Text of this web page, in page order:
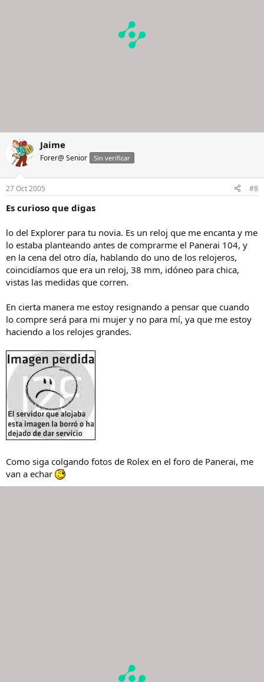
Jaime
Forer@ Senior Sin verificar
27 Oct 2005 #8
Es curioso que digas
lo del Explorer para tu novia. Es un reloj que me encanta y me
lo estaba planteando antes de comprarme el Panerai 104, y
en la cena del otro día, hablando do uno de los relojeros,
coincidíamos que era un reloj, 38 mm, idóneo para chica,
vistas las medidas que corren.
En cierta manera me estoy resignando a pensar que cuando
lo compre será para mi mujer y no para mí, ya que me estoy
haciendo a los relojes grandes.
Como siga colgando fotos de Rolex en el foro de Panerai, me
van a echar